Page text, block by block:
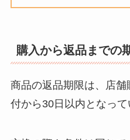
購入から返品までの
商品の返品期限は、店
付から30日以内となって